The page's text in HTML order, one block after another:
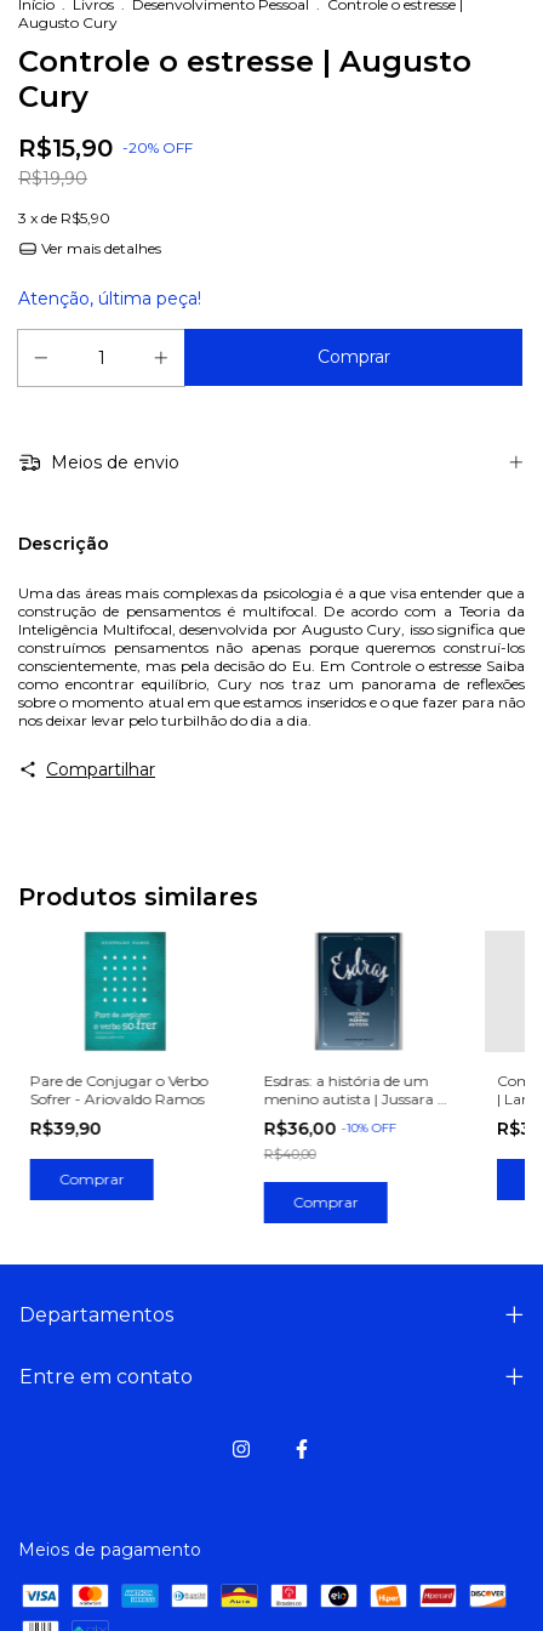
Início . Livros . Desenvolvimento Pessoal . Controle o estresse |
Augusto Cury
Controle o estresse | Augusto
Cury
R$15,90 -20% OFF
R$19,90
3 x de R$5,90
Ver mais detalhes
Atenção, última peça!
Meios de envio
Descrição
Uma das áreas mais complexas da psicologia é a que visa entender que a
construção de pensamentos é multifocal. De acordo com a Teoria da
Inteligência Multifocal, desenvolvida por Augusto Cury, isso significa que
construímos pensamentos não apenas porque queremos construí-los
conscientemente, mas pela decisão do Eu. Em Controle o estresse Saiba
como encontrar equilíbrio, Cury nos traz um panorama de reflexões
sobre o momento atual em que estamos inseridos e o que fazer para não
nos deixar levar pelo turbilhão do dia a dia.
Compartilhar
Produtos similares
Pare de Conjugar o Verbo
Sofrer - Ariovaldo Ramos
R$39,90
Esdras: a história de um
menino autista | Jussara de
Melo
R$36,00 -10%OFF
R$40,00
|
Departamentos
Entre em contato
Meios de pagamento